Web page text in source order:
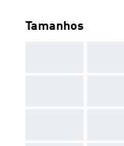
Tamanhos